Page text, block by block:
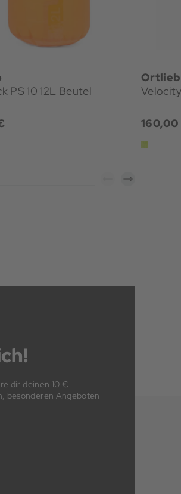
PS 10 12L Beutel
Ortlieb
dir deinen 10 €
besonderen Angeboten